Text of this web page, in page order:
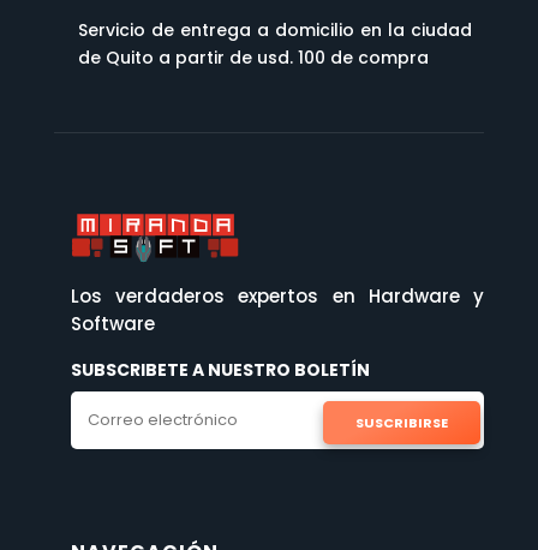
Servicio de entrega a domicilio en la ciudad
de Quito a partir de usd. 100 de compra
Los verdaderos expertos en Hardware y
Software
SUBSCRIBETE A NUESTRO BOLETÍN
SUSCRIBIRSE